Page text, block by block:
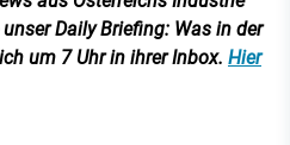
Daily Briefing: Was in der
um 7 Uhr in ihrer Inbox. Hier